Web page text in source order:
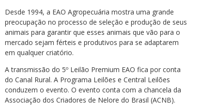
Desde 1994, a EAO Agropecuária mostra uma grande
preocupação no processo de seleção e produção de seus
animais para garantir que esses animais que vão para o
mercado sejam férteis e produtivos para se adaptarem
em qualquer criatório.
A transmissão do 5º Leilão Premium EAO fica por conta
do Canal Rural. A Programa Leilões e Central Leilões
conduzem o evento. O evento conta com a chancela da
Associação dos Criadores de Nelore do Brasil (ACNB).